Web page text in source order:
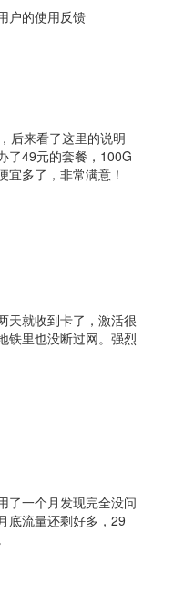
户的使用反馈
后来看了这里的说明
了49元的套餐，100G
宜多了，非常满意！
天就收到卡了，激活很
铁里也没断过网。强烈
了一个月发现完全没问
底流量还剩好多，29